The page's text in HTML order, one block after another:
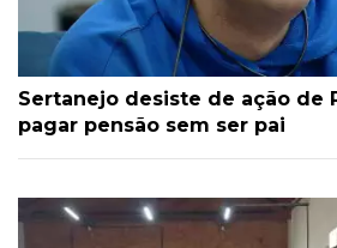
Sertanejo desiste de ação de
pagar pensão sem ser pai